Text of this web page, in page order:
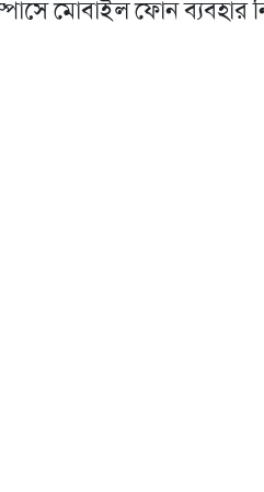
মোবাইল ফোন ব্যবহার